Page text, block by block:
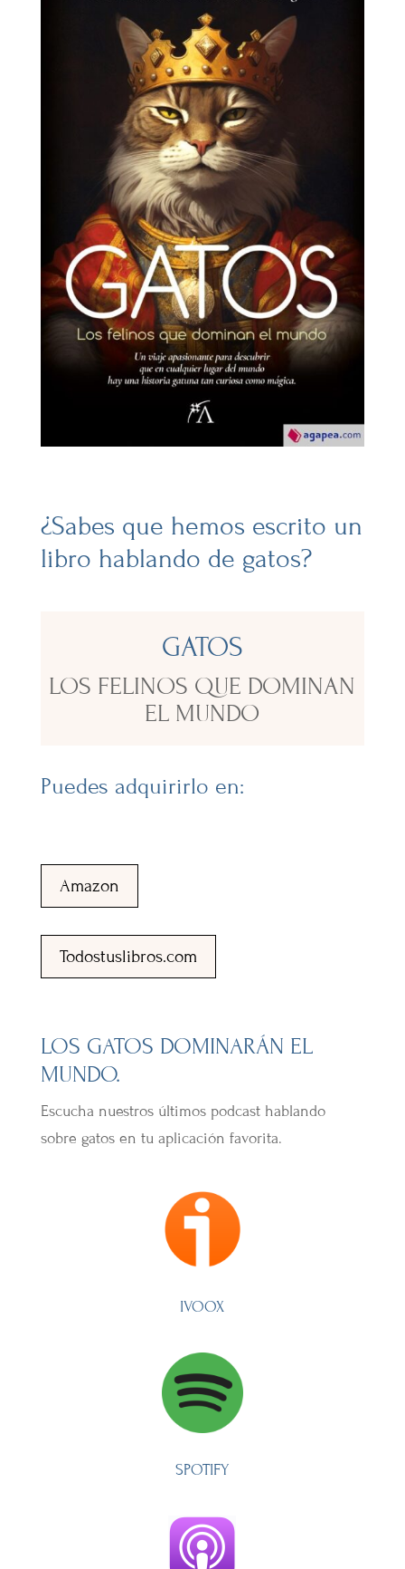
¿Sabes que hemos escrito un
libro hablando de gatos?
GATOS
LOS FELINOS QUE DOMINAN
EL MUNDO
Puedes adquirirlo en:
Amazon
Todostuslibros.com
LOS GATOS DOMINARÁN EL
MUNDO.
Escucha nuestros últimos podcast hablando
sobre gatos en tu aplicación favorita.
IVOOX
SPOTIFY